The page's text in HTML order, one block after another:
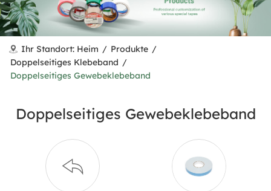
Ihr Standort: Heim / Produkte /
Doppelseitiges Klebeband /
Doppelseitiges Gewebeklebeband
Doppelseitiges Gewebeklebeband